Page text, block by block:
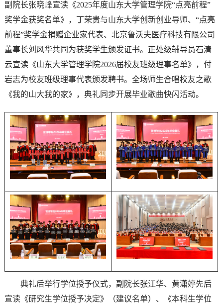
副院长张晓峰宣读《2025年度山东大学管理学院“点亮前程”
奖学金获奖名单》，丁荣贵与山东大学创新创业导师、“点亮
前程”奖学金捐赠企业家代表、北京鲁沃夫医疗科技有限公司
董事长刘风华共同为获奖学生颁发证书。正处级辅导员石清
云宣读《山东大学管理学院2026届校友班级理事名单》，付
岩志为校友班级理事代表颁发聘书。全场师生合唱校友之歌
《我的山大我的家》，典礼同步开展毕业歌曲快闪活动。
典礼后举行学位授予仪式，副院长张江华、黄潇婷先后
宣读《研究生学位授予决定》（建议名单）、《本科生学位